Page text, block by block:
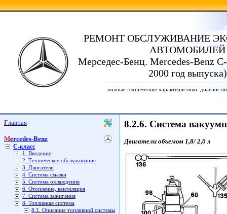
РЕМОНТ ОБСЛУЖИВАНИЕ
АВТОМОБИЛЕЙ
Мерседес-Бенц. Mercedes-Benz
2000 год выпуска)
полные технические характеристики.
Главная
Mercedes-Benz
C-класс
1. Введение
2. Техническое обслуживание
3. Двигатели
4. Система смазки
5. Система охлаждения
6. Отопление, вентиляция
7. Система зажигания
8. Топливная система
8.1. Описание топливной системы
8.2.6. Система
Двигатели объемом 1,8/ 2,0 л